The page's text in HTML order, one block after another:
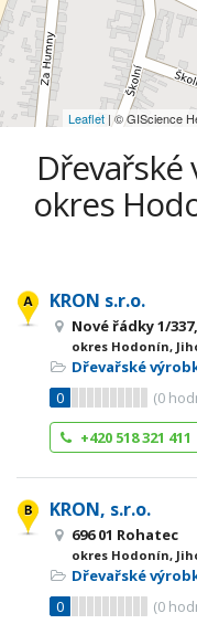
Leaflet | © GIScience
Dřevařské
okres
KRON s.r.o.
Nové řádky 1/
okres Hodonín,
Dřevařské
0
(0
+420 518 321 411
KRON, s.r.o.
696 01 Rohatec
okres Hodonín,
Dřevařské
0
(0